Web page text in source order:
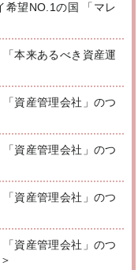
希望NO.1の国 「マレ
本来あるべき資産運
資産管理会社」のつ
資産管理会社」のつ
資産管理会社」のつ
資産管理会社」のつ